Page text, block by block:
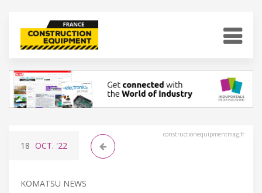
constructionequipmentmag.fr
18 OCT. '22
KOMATSU NEWS